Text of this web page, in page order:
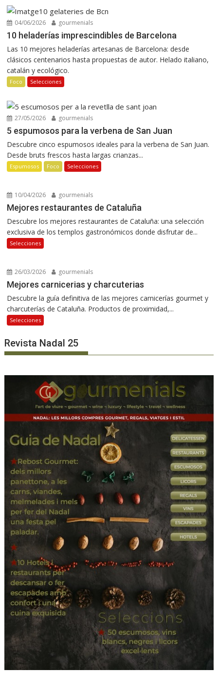
04/06/2026 gourmenials
10 heladerías imprescindibles de Barcelona
Las 10 mejores heladerías artesanas de Barcelona: desde
clásicos centenarios hasta propuestas de autor. Helado italiano,
catalán y ecológico.
Foco Selecciones
27/05/2026 gourmenials
5 espumosos para la verbena de San Juan
Descubre cinco espumosos ideales para la verbena de San Juan.
Desde bruts frescos hasta largas crianzas...
Espumosos Foco Selecciones
10/04/2026 gourmenials
Mejores restaurantes de Cataluña
Descubre los mejores restaurantes de Cataluña: una selección
exclusiva de los templos gastronómicos donde disfrutar de...
Selecciones
26/03/2026 gourmenials
Mejores carnicerias y charcuterias
Descubre la guía definitiva de las mejores carnicerías gourmet y
charcuterías de Cataluña. Productos de proximidad,...
Selecciones
Revista Nadal 25